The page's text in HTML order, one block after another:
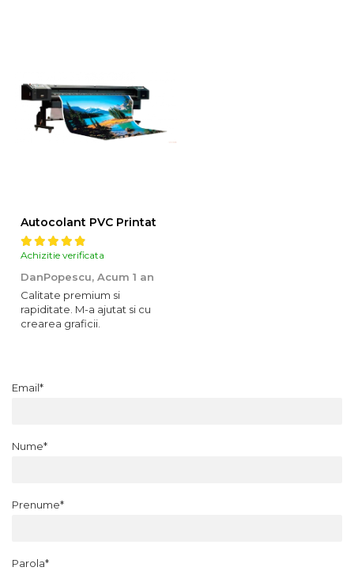
Autocolant PVC Printat
Achizitie verificata
DanPopescu, Acum 1 an
Calitate premium si
rapiditate. M-a ajutat si cu
crearea graficii.
Email*
Nume*
Prenume*
Parola*